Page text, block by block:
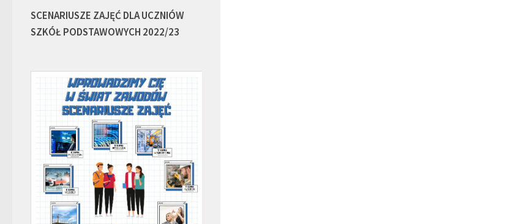
SCENARIUSZE ZAJĘĆ DLA UCZNIÓW
SZKÓŁ PODSTAWOWYCH 2022/23